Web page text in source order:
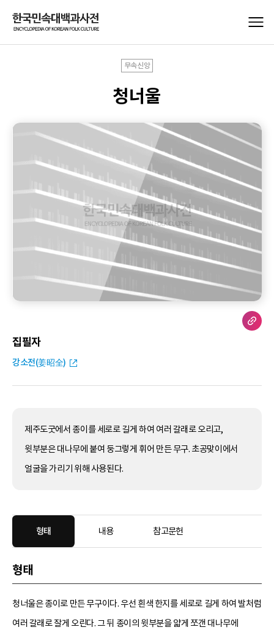
무속신앙
청너울
집필자
강소전(姜昭全)
제주도굿에서 종이를 세로로 길게 하여 여러 갈래로 오리고,
윗부분은 대나무에 붙여 둥그렇게 휘어 만든 무구. 초공맞이에서
얼굴을 가리기 위해 사용된다.
형태 내용 참고문헌
형태
청너울은 종이로 만든 무구이다. 우선 흰색 한지를 세로로 길게 하여 발처럼
여러 갈래로 잘게 오린다. 그 뒤 종이의 윗부분을 얇게 쪼갠 대나무에